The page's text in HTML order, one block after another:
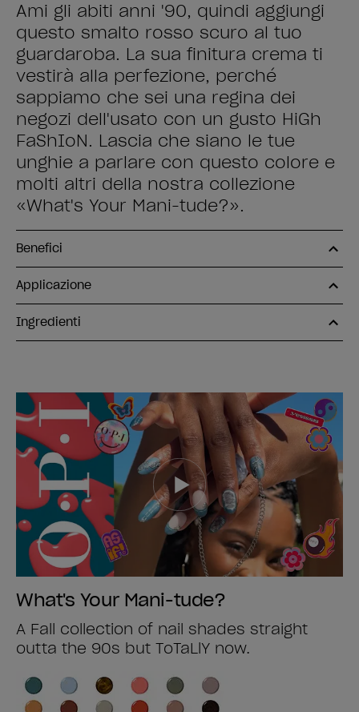
Ami gli abiti anni '90, quindi aggiungi
questo smalto rosso scuro al tuo
guardaroba. La sua finitura crema ti
vestirà alla perfezione, perché
sappiamo che sei una regina dei
negozi dell'usato con un gusto HiGh
FaShIoN. Lascia che siano le tue
unghie a parlare con questo colore e
molti altri della nostra collezione
«What's Your Mani-tude?».
Benefici
Applicazione
Ingredienti
What's Your Mani-tude?
A Fall collection of nail shades straight
outta the 90s but ToTaLlY now.